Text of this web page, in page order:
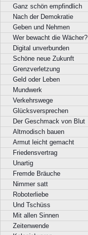
Ganz schön empfindlich
Nach der Demokratie
Geben und Nehmen
Wer bewacht die Wächer?
Digital unverbunden
Schöne neue Zukunft
Grenzverletzung
Geld oder Leben
Mundwerk
Verkehrswege
Glücksversprechen
Der Geschmack von Blut
Altmodisch bauen
Armut leicht gemacht
Friedensvertrag
Unartig
Fremde Bräuche
Nimmer satt
Roboterliebe
Und Tschüss
Mit allen Sinnen
Zeitenwende